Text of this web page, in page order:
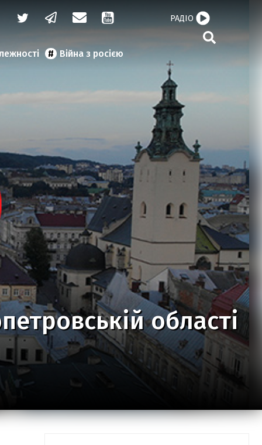
Війна з росією
РАДІО
області